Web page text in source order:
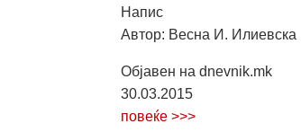
Напис
Автор: Весна И. Илиевска
Објавен на dnevnik.mk
30.03.2015
повеќе >>>